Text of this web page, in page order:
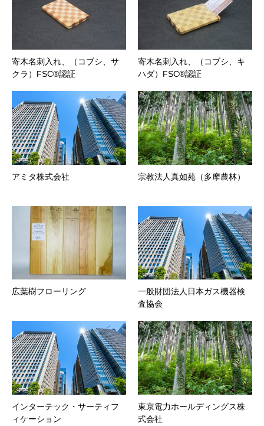
寄木名刺入れ、（コブシ、サ
クラ）FSC®認証
寄木名刺入れ、（コブシ、キ
ハダ）FSC®認証
アミタ株式会社 宗教法人真如苑（多摩農林）
広葉樹フローリング
一般財団法人日本ガス機器検
査協会
インターテック・サーティフ
ィケーション
東京電力ホールディングス株
式会社